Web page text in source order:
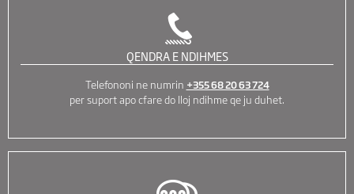
QENDRA E NDIHMES
Telefononi ne numrin +355 68 20 63 724
per suport apo cfare do lloj ndihme qe ju duhet.